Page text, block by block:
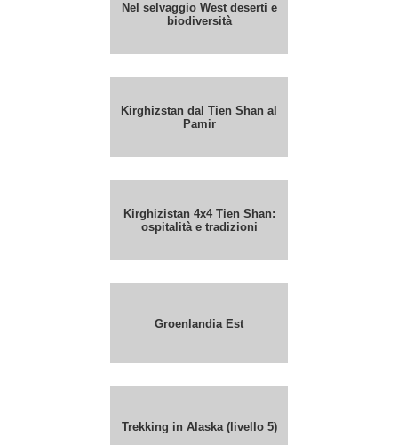
Nel selvaggio West deserti e
biodiversità
Kirghizstan dal Tien Shan al
Pamir
Kirghizistan 4x4 Tien Shan:
ospitalità e tradizioni
Groenlandia Est
Trekking in Alaska (livello 5)